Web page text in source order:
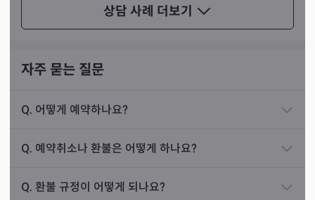
실제로 한 손님의 상담 후기에는 ‘몰랐던 집안 사정을 선생
지 않으면 모른다’는 당연한 사실을 거스를 수 있는 분이기
상담 사례 더보기
재물운상담 사례
분이 찾아오신 적이 있습니다. 일을 열심히 해도 돈이
않아 제게 찾아오신 분이었습니다. 제가 점사를 보니
분이었습니다.
드렸습니다. 그로부터 서너 달 후 손님은 지인에게 건
자주 묻는 질문
Q. 어떻게 예약하나요?
Q. 예약취소나 환불은 어떻게 하나요?
Q. 환불 규정이 어떻게 되나요?